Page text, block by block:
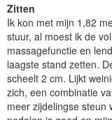
Zitten
Ik kon met mijn 1,82
stuur, al moest ik de
massagefunctie en
laagste stand zetten.
scheelt 2 cm. Lijkt
zich, een combinatie
meer zijdelingse steun